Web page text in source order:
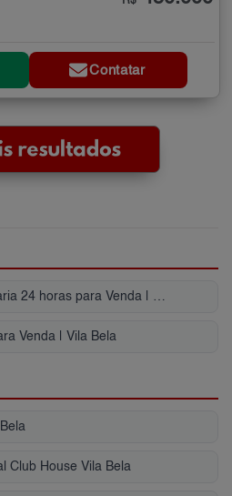
Contatar
Apartamento com portaria 24 horas para Venda | Vila Bela
Venda | Vila Bela
Club House Vila Bela